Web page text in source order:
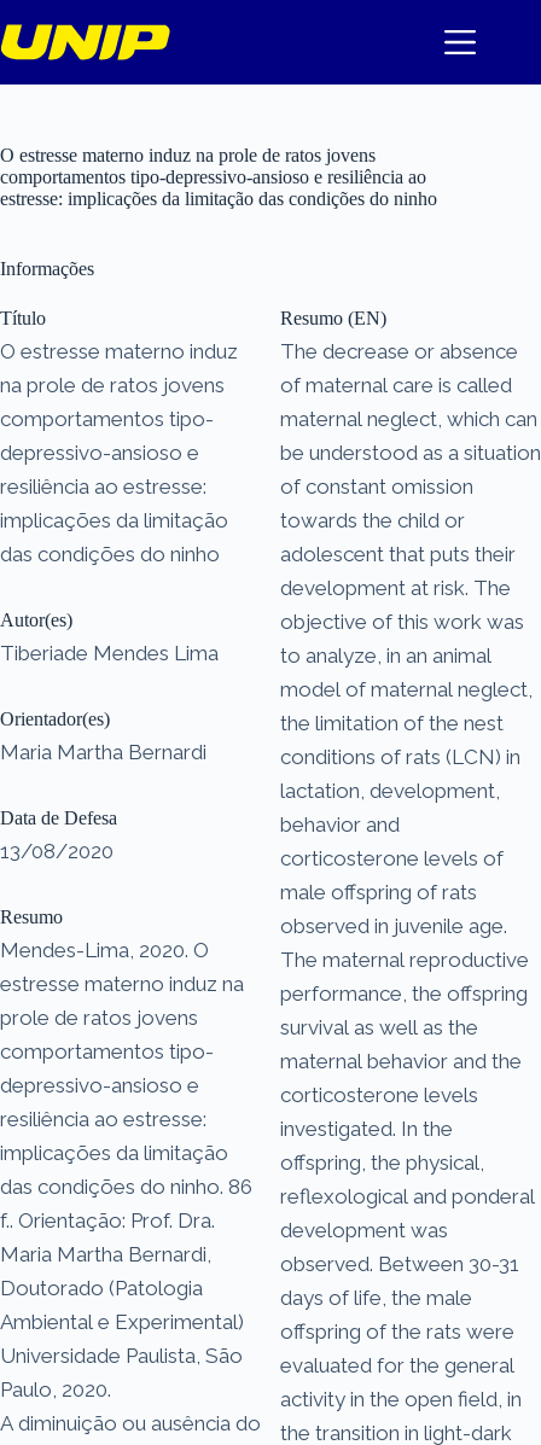
para
o
O estresse materno induz na prole de ratos jovens
comportamentos tipo-depressivo-ansioso e resiliência ao
estresse: implicações da limitação das condições do ninho
Informações
Título
O estresse materno induz
na prole de ratos jovens
comportamentos tipo-
depressivo-ansioso e
resiliência ao estresse:
implicações da limitação
das condições do ninho
Autor(es)
Tiberiade Mendes Lima
Orientador(es)
Maria Martha Bernardi
Data de Defesa
13/08/2020
Resumo
Mendes-Lima, 2020. O
estresse materno induz na
prole de ratos jovens
comportamentos tipo-
depressivo-ansioso e
resiliência ao estresse:
implicações da limitação
das condições do ninho. 86
f.. Orientação: Prof. Dra.
Maria Martha Bernardi,
Doutorado (Patologia
Ambiental e Experimental)
Universidade Paulista, São
Paulo, 2020.
A diminuição ou ausência do
Resumo (EN)
The decrease or absence
of maternal care is called
maternal neglect, which can
be understood as a situation
of constant omission
towards the child or
adolescent that puts their
development at risk. The
objective of this work was
to analyze, in an animal
model of maternal neglect,
the limitation of the nest
conditions of rats (LCN) in
lactation, development,
behavior and
corticosterone levels of
male offspring of rats
observed in juvenile age.
The maternal reproductive
performance, the offspring
survival as well as the
maternal behavior and the
corticosterone levels
investigated. In the
offspring, the physical,
reflexological and ponderal
development was
observed. Between 30-31
days of life, the male
offspring of the rats were
evaluated for the general
activity in the open field, in
the transition in light-dark